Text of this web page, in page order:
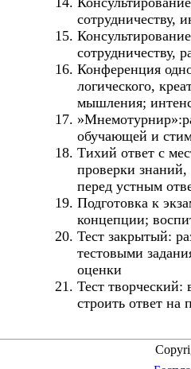
сотрудничеству,
сотрудничеству,
Конференция
логического,
мышления;
обучающей и
Тихий ответ с
проверки знаний,
перед устным
Подготовка к
концепции;
Тест закрытый:
тестовыми
оценки
Тест творческий:
строить ответ на